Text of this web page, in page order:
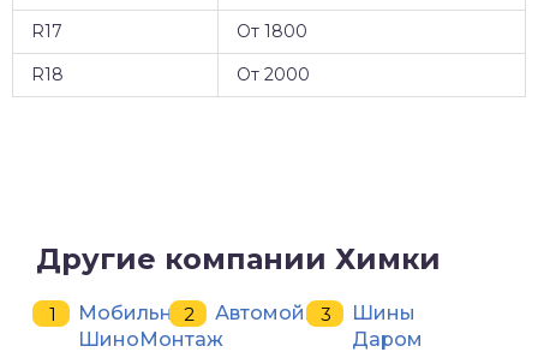
R17
От 1800
R18
От 2000
Другие компании Химки
Мобильный
ШиноМонтаж
Автомойка
Шины
Даром